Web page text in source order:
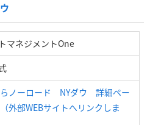
マネジメントOne
ノーロード NYダウ 詳細ペー
外部WEBサイトへリンクしま